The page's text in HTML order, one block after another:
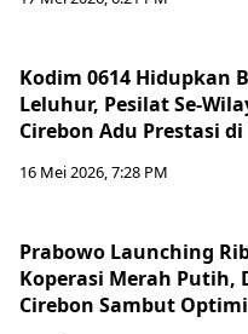
Kodim 0614 Hidupkan
Leluhur, Pesilat Se-
Cirebon Adu Prestasi
16 Mei 2026, 7:28 PM
Prabowo Launching
Koperasi Merah Putih,
Cirebon Sambut